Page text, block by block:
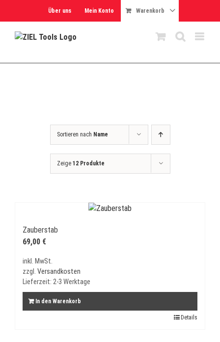
Über uns Mein Konto Warenkorb
Sortieren nach Name
Zeige 12 Produkte
Zauberstab
69,00 €
inkl. MwSt.
zzgl. Versandkosten
Lieferzeit: 2-3 Werktage
In den Warenkorb
Details